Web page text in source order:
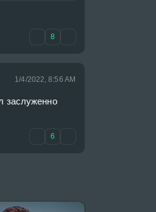
8
1/4/2022, 8:56 AM
заслуженно
6